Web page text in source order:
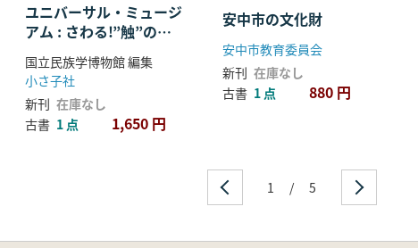
ユニバーサル・ミュージ
アム : さわる!”触”の大
博覧会
国立民族学博物館 編集
小さ子社
新刊 在庫なし
古書 1 点 1,650 円
安中市の文化財
安中市教育委員会
新刊 在庫なし
古書 1 点 880 円
1 / 5